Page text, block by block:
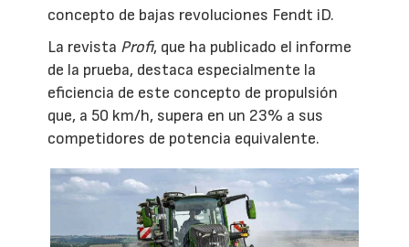
concepto de bajas revoluciones Fendt iD.
La revista Profi, que ha publicado el informe
de la prueba, destaca especialmente la
eficiencia de este concepto de propulsión
que, a 50 km/h, supera en un 23% a sus
competidores de potencia equivalente.